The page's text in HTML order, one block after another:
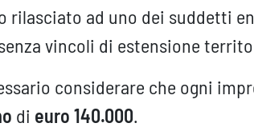
rilasciato ad uno dei suddetti
vincoli di estensione
considerare che ogni
di euro 140.000.